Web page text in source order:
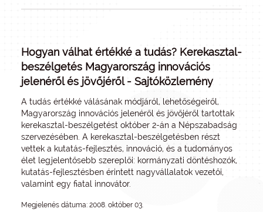
Hogyan válhat értékké a tudás? Kerekasztal-
beszélgetés Magyarország innovációs
jelenéről és jövőjéről - Sajtóközlemény
A tudás értékké válásának módjáról, lehetőségeiről,
Magyarország innovációs jelenéről és jövőjéről tartottak
kerekasztal-beszélgetést október 2-án a Népszabadság
szervezésében. A kerekasztal-beszélgetésben részt
vettek a kutatás-fejlesztés, innováció, és a tudományos
élet legjelentősebb szereplői: kormányzati döntéshozók,
kutatás-fejlesztésben érintett nagyvállalatok vezetői,
valamint egy fiatal innovátor.
Megjelenés dátuma: 2008. október 03.